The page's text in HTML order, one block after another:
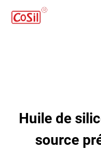
Huile de
source